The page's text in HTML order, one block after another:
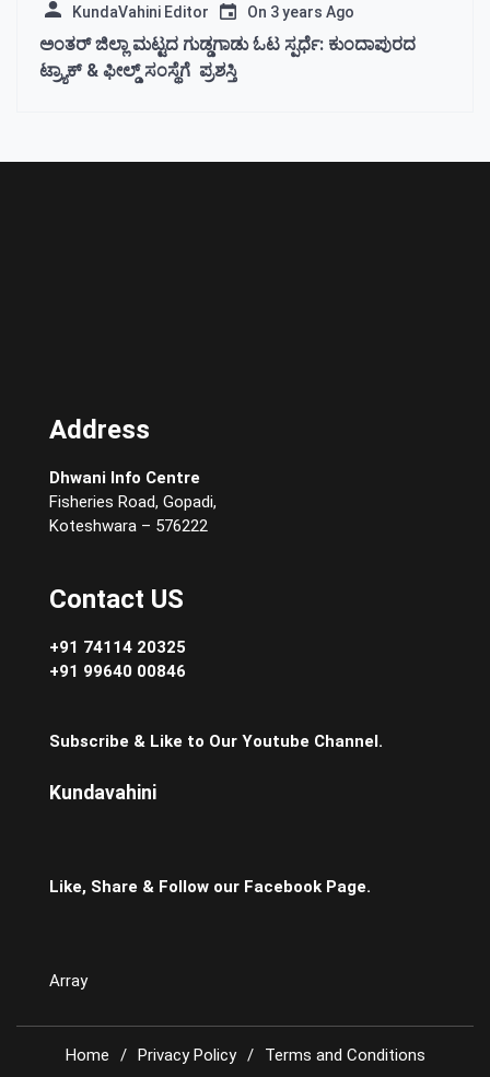
KundaVahini Editor On 3 years Ago
ಅಂತರ್ ಜಿಲ್ಲಾ ಮಟ್ಟದ ಗುಡ್ಡಗಾಡು ಓಟ ಸ್ಪರ್ಧೆ: ಕುಂದಾಪುರದ
ಟ್ರ್ಯಾಕ್ & ಫೀಲ್ಡ್ ಸಂಸ್ಥೆಗೆ ಪ್ರಶಸ್ತಿ
Address
Dhwani Info Centre
Fisheries Road, Gopadi,
Koteshwara – 576222
Contact US
+91 74114 20325
+91 99640 00846
Subscribe & Like to Our Youtube Channel.
Kundavahini
Like, Share & Follow our Facebook Page.
Array
Home Privacy Policy Terms and Conditions